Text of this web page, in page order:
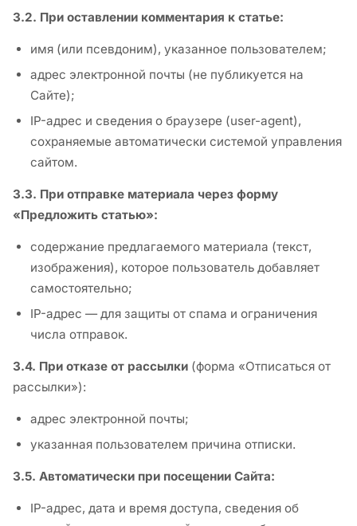
3.2. При оставлении комментария к статье:
имя (или псевдоним), указанное пользователем;
адрес электронной почты (не публикуется на
Сайте);
IP-адрес и сведения о браузере (user-agent),
сохраняемые автоматически системой управления
сайтом.
3.3. При отправке материала через форму
«Предложить статью»:
содержание предлагаемого материала (текст,
изображения), которое пользователь добавляет
самостоятельно;
IP-адрес — для защиты от спама и ограничения
числа отправок.
3.4. При отказе от рассылки (форма «Отписаться от
рассылки»):
адрес электронной почты;
указанная пользователем причина отписки.
3.5. Автоматически при посещении Сайта:
IP-адрес, дата и время доступа, сведения об